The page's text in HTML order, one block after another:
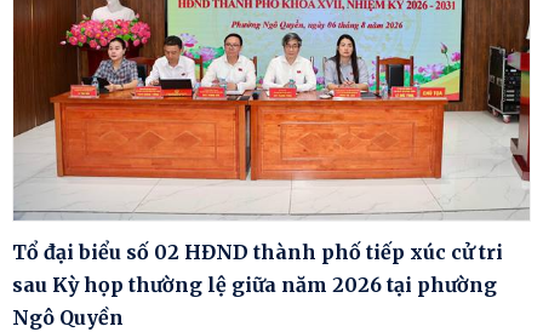
Tổ đại biểu số 02 HĐND thành phố tiếp xúc cử tri
sau Kỳ họp thường lệ giữa năm 2026 tại phường
Ngô Quyền